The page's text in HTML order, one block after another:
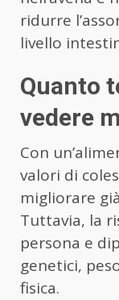
ridurre
livello
Quanto
vedere
Con
valori di
migliorare
Tuttavia, la
persona e
genetici,
fisica.